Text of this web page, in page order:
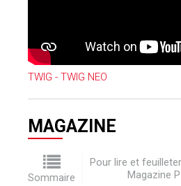
TWIG - TWIG NEO
MAGAZINE
Sommaire
Pour lire et
Magazine